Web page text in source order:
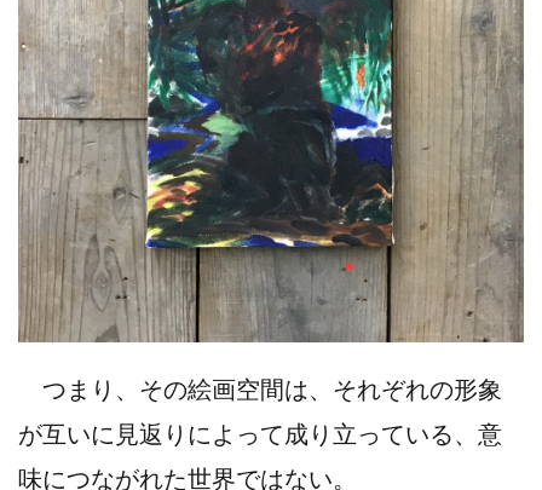
つまり、その絵画空間は、それぞれの形象
が互いに見返りによって成り立っている、意
味につながれた世界ではない。